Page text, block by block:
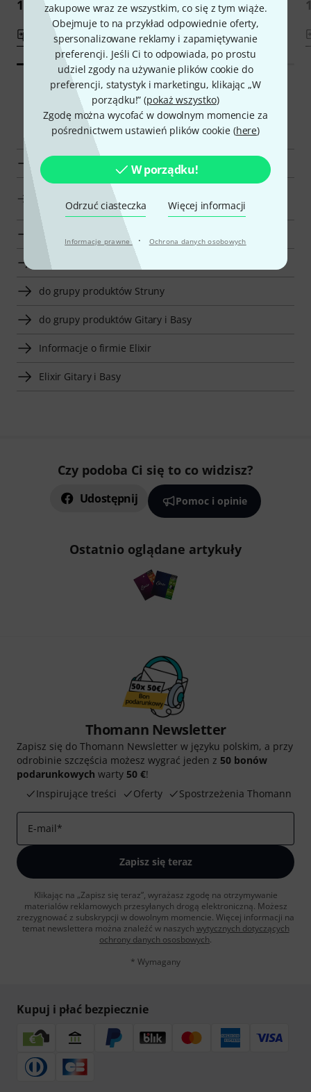
zakupowe wraz ze wszystkim, co się z tym wiąże.
Obejmuje to na przykład odpowiednie oferty,
spersonalizowane reklamy i zapamiętywanie
preferencji. Jeśli Ci to odpowiada, po prostu
udziel zgody na używanie plików cookie do
preferencji, statystyk i marketingu, klikając „W
porządku!” (pokaż wszystko)
Zgodę można wycofać w dowolnym momencie za
pośrednictwem ustawień plików cookie (here)
W porządku!
Odrzuć ciasteczka Więcej informacji
Informacje prawne · Ochrona danych osobowych
129 zł
porównaj
124 zł
porównaj
Smart Navigator
Wyświetl Elixir Struny .010
do grupy produktów Struny do Gitary Akustycznej
Pokryte Warstwą Ochronną
do grupy produktów Struny .010
do grupy produktów Struny do Gitary Akustycznej
do grupy produktów Struny
do grupy produktów Gitary i Basy
Informacje o firmie Elixir
Elixir Gitary i Basy
Czy podoba Ci się to co widzisz?
Udostępnij Pomoc i opinie
Ostatnio oglądane artykuły
Thomann Newsletter
Zapisz się do Thomann Newsletter w języku polskim, a przy
odrobinie szczęścia możesz wygrać jeden z 50 bonów
podarunkowych warty 50 €!
Inspirujące treści
Oferty Spostrzeżenia Thomann
E-mail*
Zapisz się teraz
Klikając na „Zapisz się teraz”, wyrażasz zgodę na otrzymywanie
materialów reklamowych przesyłanych drogą elektroniczną. Możesz
zrezygnować z subskrypcji w dowolnym momencie. Więcej informacji na
temat newslettera można znaleźć w naszych wytycznych dotyczących
ochrony danych ososbowych.
* Wymagany
Kupuj i płać bezpiecznie